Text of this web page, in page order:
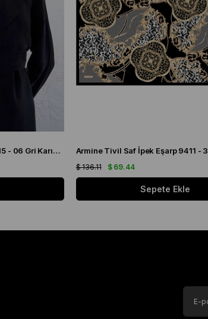
Armine Tivil Saf İpek Eşarp 9415 - 06 Gri Karışık Desen
$ 69.44
$ 136.11
Sepete Ekle